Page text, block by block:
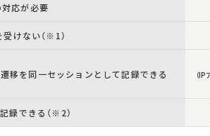
応が必要
けない（※1）
移を同一セッションとして記録できる （
録できる（※2）